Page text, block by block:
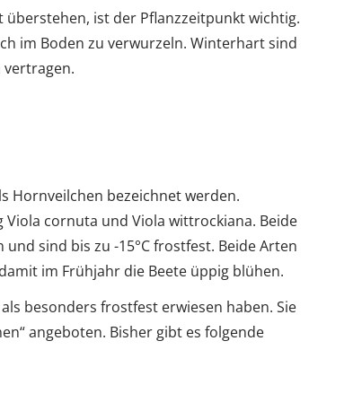
ist der Pflanzzeitpunkt wichtig.
im Boden zu verwurzeln. Winterhart sind
Hornveilchen bezeichnet werden.
cornuta und Viola wittrockiana. Beide
sind bis zu -15°C frostfest. Beide Arten
im Frühjahr die Beete üppig blühen.
besonders frostfest erwiesen haben. Sie
angeboten. Bisher gibt es folgende